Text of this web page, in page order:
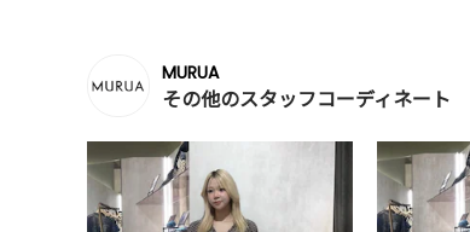
MURUA
その他のスタッフコーディネート